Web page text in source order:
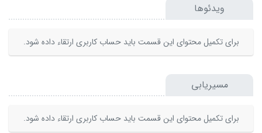
ویدئوها
برای تکمیل محتوای این قسمت باید حساب کاربری ارتقاء داده شود.
مسیریابی
برای تکمیل محتوای این قسمت باید حساب کاربری ارتقاء داده شود.